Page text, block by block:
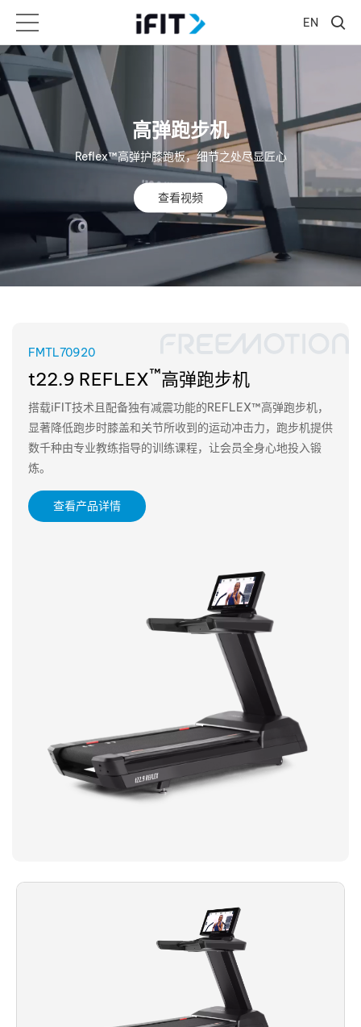
EN
高弹跑步机
Reflex™高弹护膝跑板，细节之处尽显匠心
查看视频
FMTL70920
t22.9 REFLEX™高弹跑步机
搭载iFIT技术且配备独有减震功能的REFLEX™高弹跑步机，
显著降低跑步时膝盖和关节所收到的运动冲击力，跑步机提供
数千种由专业教练指导的训练课程，让会员全身心地投入锻
炼。
查看产品详情